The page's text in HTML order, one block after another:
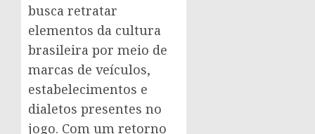
busca retratar
elementos da cultura
brasileira por meio de
marcas de veículos,
estabelecimentos e
dialetos presentes no
jogo. Com um retorno